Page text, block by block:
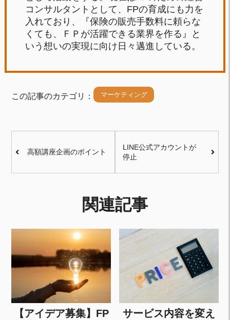
コンサルタントとして、FPの育成にも力を
入れており、『保険の販売手数料に頼らな
くても、ＦＰが活躍できる業界を作る』と
いう想いの実現に向け日々邁進している。
この記事のカテゴリ： マーケティング
高額講座企画のポイント
LINE公式アカウントが
停止
関連記事
【アイデア募集】FP
サービス内容を変え